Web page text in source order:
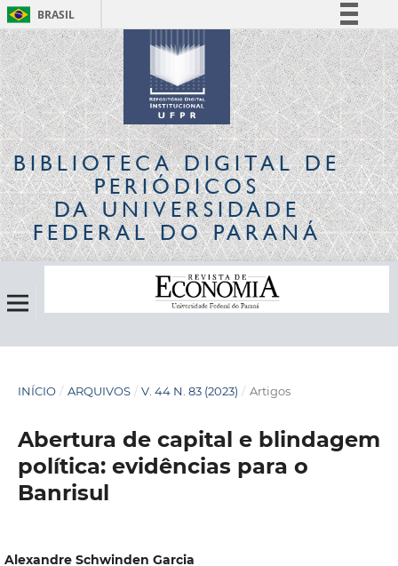
BRASIL
Simplifique!
Comunica BR
Participe
Acesso à informação
Legislação
Canais
BIBLIOTECA DIGITALDE
PERIÓDICOS
DA UNIVERSIDADE
FEDERAL DO PARANÁ
INÍCIO / ARQUIVOS / V. 44 N. 83 (2023) / Artigos
Abertura de capital e blindagem
política: evidências para o
Banrisul
Alexandre Schwinden Garcia